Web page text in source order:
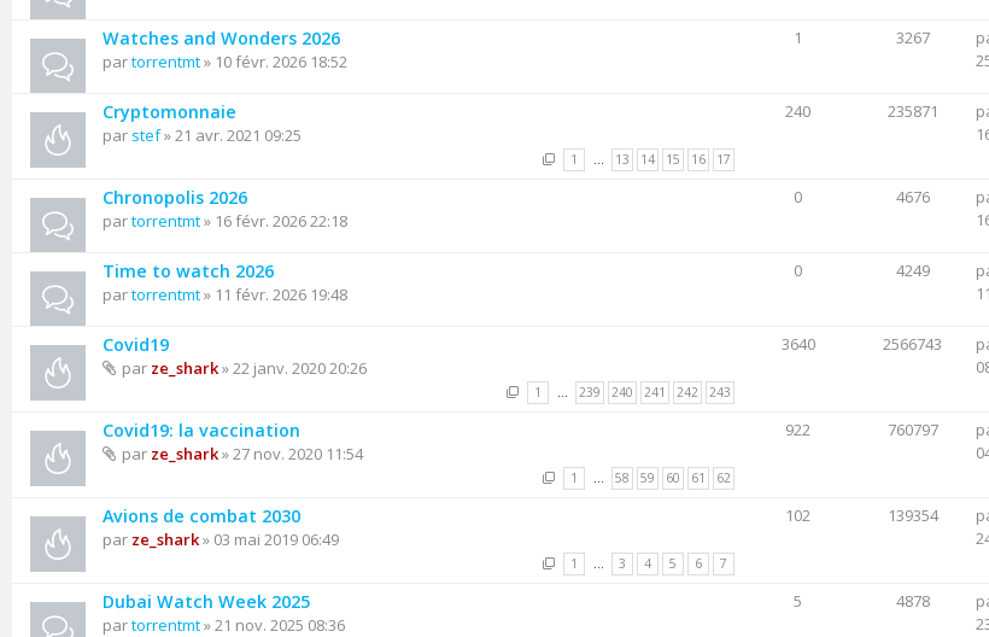
Watches and Wonders 2026
partorrentmt» 10 févr. 2026 18:52
1 3267
Cryptomonnaie
par stef» 21 avr. 2021 09:25
1 … 13 14 15 16 17
240 235871
Chronopolis 2026
partorrentmt» 16 févr. 2026 22:18
0 4676
Time to watch 2026
partorrentmt» 11 févr. 2026 19:48
0 4249
Covid19
par ze_shark» 22 janv. 2020 20:26
1 … 239 240 241 242 243
3640 2566743
Covid19: la vaccination
par ze_shark» 27 nov. 2020 11:54
1 … 58 59 60 61 62
922 760797
Avions de combat 2030
par ze_shark» 03 mai 2019 06:49
1 … 3 4 5 6 7
102 139354
Dubai Watch Week 2025
partorrentmt» 21 nov. 2025 08:36
5 4878